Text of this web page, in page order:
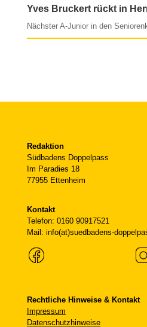
Yves Bruckert rückt in
Nächster A-Junior in den
Redaktion
Südbadens Doppelpass
Im Paradies 18
77955 Ettenheim
Kontakt
Telefon: 0160 90917521
Mail: info(at)suedbadens-
Rechtliche Hinweise & Kontakt
Impressum
Datenschutzhinweise